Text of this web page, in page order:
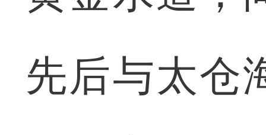
先后与太仓